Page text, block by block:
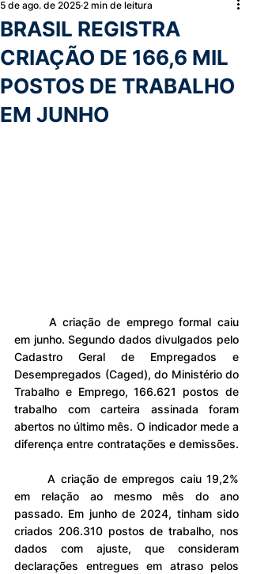
BRASIL REGISTRA
CRIAÇÃO DE 166,6 MIL
POSTOS DE TRABALHO
EM JUNHO
5 de ago. de 2025 2 min de leitura
em junho. Segundo dados divulgados pelo
Cadastro Geral de Empregados e
Desempregados (Caged), do Ministério do
Trabalho e Emprego, 166.621 postos de
trabalho com carteira assinada foram
abertos no último mês. O indicador mede a
	A criação de empregos caiu 19,2%
em relação ao mesmo mês do ano
passado. Em junho de 2024, tinham sido
criados 206.310 postos de trabalho, nos
dados com ajuste, que consideram
declarações entregues em atraso pelos